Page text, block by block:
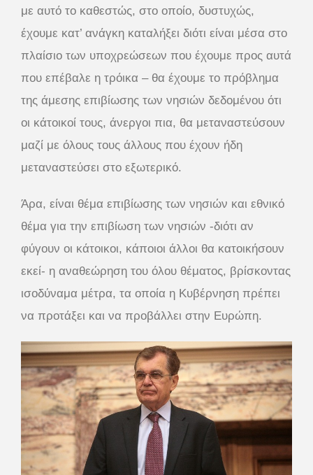
με αυτό το καθεστώς, στο οποίο, δυστυχώς,
έχουμε κατ’ ανάγκη καταλήξει διότι είναι μέσα στο
πλαίσιο των υποχρεώσεων που έχουμε προς αυτά
που επέβαλε η τρόικα – θα έχουμε το πρόβλημα
της άμεσης επιβίωσης των νησιών δεδομένου ότι
οι κάτοικοί τους, άνεργοι πια, θα μεταναστεύσουν
μαζί με όλους τους άλλους που έχουν ήδη
μεταναστεύσει στο εξωτερικό.
Άρα, είναι θέμα επιβίωσης των νησιών και εθνικό
θέμα για την επιβίωση των νησιών -διότι αν
φύγουν οι κάτοικοι, κάποιοι άλλοι θα κατοικήσουν
εκεί- η αναθεώρηση του όλου θέματος, βρίσκοντας
ισοδύναμα μέτρα, τα οποία η Κυβέρνηση πρέπει
να προτάξει και να προβάλλει στην Ευρώπη.